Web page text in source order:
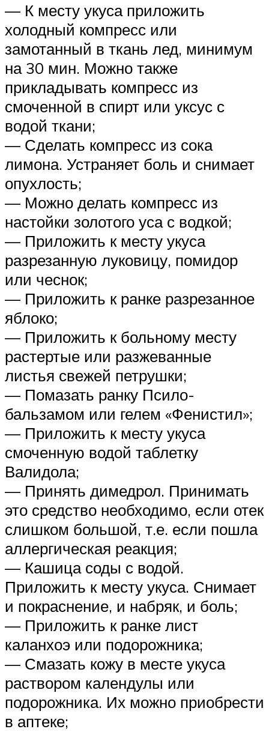
— К месту укуса приложить
холодный компресс или
замотанный в ткань лед, минимум
на 30 мин. Можно также
прикладывать компресс из
смоченной в спирт или уксус с
водой ткани;
— Сделать компресс из сока
лимона. Устраняет боль и снимает
опухлость;
— Можно делать компресс из
настойки золотого уса с водкой;
— Приложить к месту укуса
разрезанную луковицу, помидор
или чеснок;
— Приложить к ранке разрезанное
яблоко;
— Приложить к больному месту
растертые или разжеванные
листья свежей петрушки;
— Помазать ранку Псило-
бальзамом или гелем «Фенистил»;
— Приложить к месту укуса
смоченную водой таблетку
Валидола;
— Принять димедрол. Принимать
это средство необходимо, если отек
слишком большой, т.е. если пошла
аллергическая реакция;
— Кашица соды с водой.
Приложить к месту укуса. Снимает
и покраснение, и набряк, и боль;
— Приложить к ранке лист
каланхоэ или подорожника;
— Смазать кожу в месте укуса
раствором календулы или
подорожника. Их можно приобрести
в аптеке;